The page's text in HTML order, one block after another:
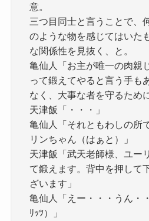
意。
三つ目同士と言うことで、
のような物を感じてはいた
な関係性を見抜く、と。
亀仙人「お主が唯一の肉親
って鍛えてやると言う手も
なく、大事な者を守るため
天津飯「・・・」
亀仙人「それともわしの所
リンちゃん（はぁと）」
天津飯「武天老師様、ユー
て鍛えます。背中を押して
ざいます」
亀仙人「えー・・・うん・
ﾘｯﾂ）」